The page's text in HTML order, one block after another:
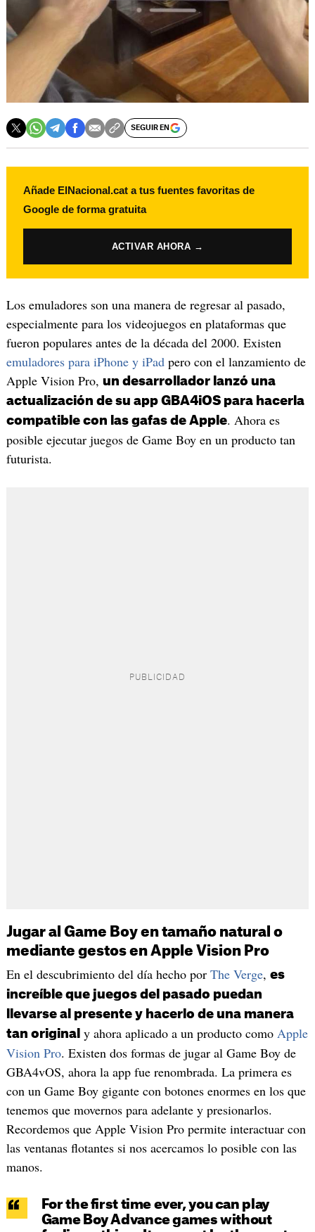
SEGUIR EN
Añade ElNacional.cat a tus fuentes favoritas de
Google de forma gratuita
ACTIVAR AHORA →
Los emuladores son una manera de regresar al pasado,
especialmente para los videojuegos en plataformas que
fueron populares antes de la década del 2000. Existen
emuladores para iPhone y iPadpero con el lanzamiento de
Apple Vision Pro, un desarrollador lanzó una
actualización de su app GBA4iOS para hacerla
compatible con las gafas de Apple. Ahora es
posible ejecutar juegos de Game Boy en un producto tan
futurista.
Jugar al Game Boy en tamaño natural o
mediante gestos en Apple Vision Pro
En el descubrimiento del día hecho por The Verge, es
increíble que juegos del pasado puedan
llevarse al presente y hacerlo de una manera
tan original y ahora aplicado a un producto como Apple
Vision Pro. Existen dos formas de jugar al Game Boy de
GBA4vOS, ahora la app fue renombrada. La primera es
con un Game Boy gigante con botones enormes en los que
tenemos que movernos para adelante y presionarlos.
Recordemos que Apple Vision Pro permite interactuar con
las ventanas flotantes si nos acercamos lo posible con las
manos.
For the first time ever, you can play
Game Boy Advance games without